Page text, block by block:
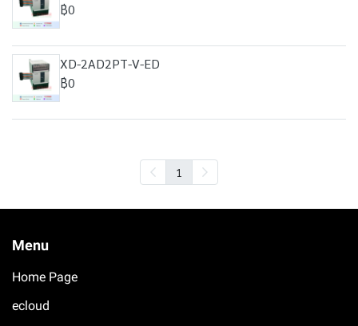
฿0
XD-2AD2PT-V-ED
฿0
1
Menu
Home Page
ecloud